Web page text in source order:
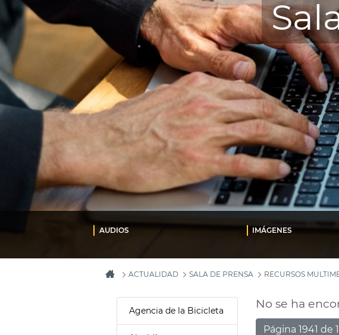
AUDIOS IMÁGENES
ACTUALIDAD SALA DE PRENSA RECURSOS
Agencia de la Bicicleta No se ha
Página 1941 de